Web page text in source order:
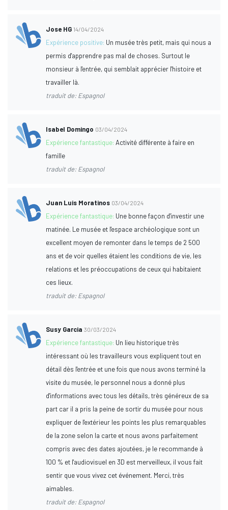
Jose HG 14/04/2024
Expérience positive: Un musée très petit, mais qui nous a
permis d'apprendre pas mal de choses. Surtout le
monsieur à l'entrée, qui semblait apprécier l'histoire et
travailler là.
traduit de: Espagnol
Isabel Domingo 03/04/2024
Expérience fantastique:Activité différente à faire en
famille
traduit de: Espagnol
Juan Luis Moratinos 03/04/2024
Expérience fantastique: Une bonne façon d'investir une
matinée. Le musée et l'espace archéologique sont un
excellent moyen de remonter dans le temps de 2 500
ans et de voir quelles étaient les conditions de vie, les
relations et les préoccupations de ceux qui habitaient
ces lieux.
traduit de: Espagnol
Susy Garcia 30/03/2024
Expérience fantastique: Un lieu historique très
intéressant où les travailleurs vous expliquent tout en
détail dès l'entrée et une fois que nous avons terminé la
visite du musée, le personnel nous a donné plus
d'informations avec tous les détails, très généreux de sa
part car il a pris la peine de sortir du musée pour nous
expliquer de l'extérieur les points les plus remarquables
de la zone selon la carte et nous avons parfaitement
compris avec des dates ajoutées, je le recommande à
100 % et l'audiovisuel en 3D est merveilleux, il vous fait
sentir que vous vivez cet événement. Merci, très
aimables.
traduit de: Espagnol